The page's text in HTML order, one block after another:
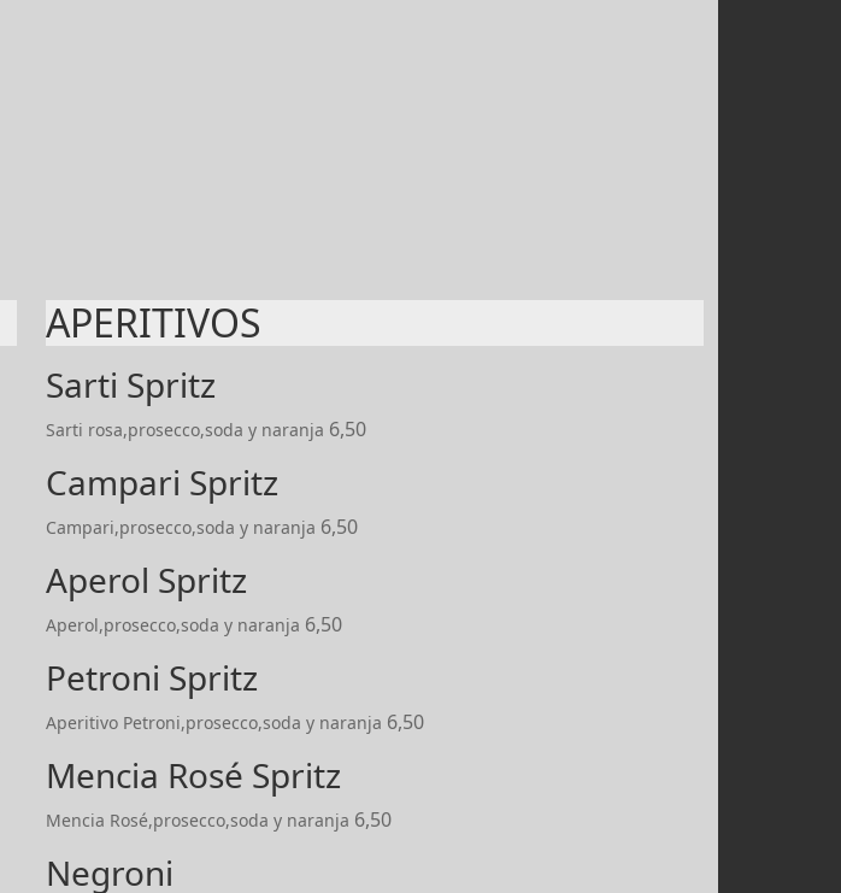
APERITIVOS
Sarti Spritz
Sarti rosa,prosecco,soda y naranja 6,50
Campari Spritz
Campari,prosecco,soda y naranja 6,50
Aperol Spritz
Aperol,prosecco,soda y naranja 6,50
Petroni Spritz
Aperitivo Petroni,prosecco,soda y naranja 6,50
Mencia Rosé Spritz
Mencia Rosé,prosecco,soda y naranja 6,50
Negroni